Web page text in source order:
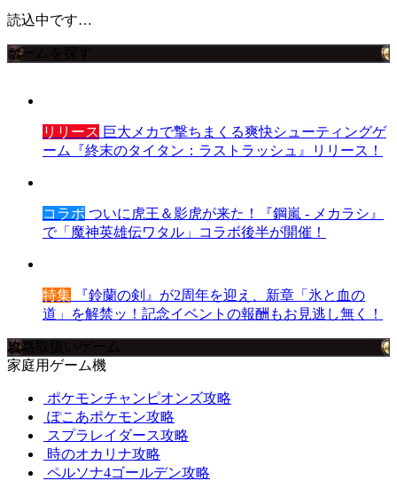
読込中です…
ゲームを探す
リリース 巨大メカで撃ちまくる爽快シューティングゲ
ーム『終末のタイタン：ラストラッシュ』リリース！
コラボ ついに虎王＆影虎が来た！『鋼嵐 - メカラシ』
で「魔神英雄伝ワタル」コラボ後半が開催！
特集 『鈴蘭の剣』が2周年を迎え、新章「氷と血の
道」を解禁ッ！記念イベントの報酬もお見逃し無く！
攻略取扱いゲーム
家庭用ゲーム機
ポケモンチャンピオンズ攻略
ぽこあポケモン攻略
スプラレイダース攻略
時のオカリナ攻略
ペルソナ4ゴールデン攻略